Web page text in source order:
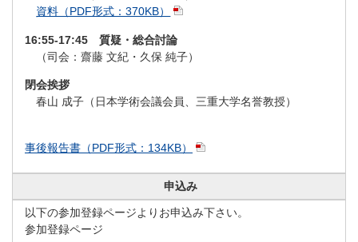
資料（PDF形式：370KB）
16:55-17:45 質疑・総合討論
（司会：齋藤 文紀・久保 純子）
閉会挨拶
春山 成子（日本学術会議会員、三重大学名誉教授）
事後報告書（PDF形式：134KB）
申込み
以下の参加登録ページよりお申込み下さい。
参加登録ページ